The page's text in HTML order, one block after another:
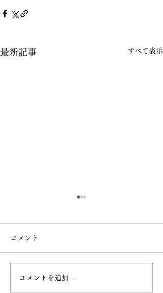
最新記事 すべて表示
令和六年十月 行事・滝
コメント
コメントを追加…